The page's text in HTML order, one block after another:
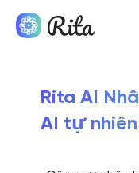
Rita AI
AI tự